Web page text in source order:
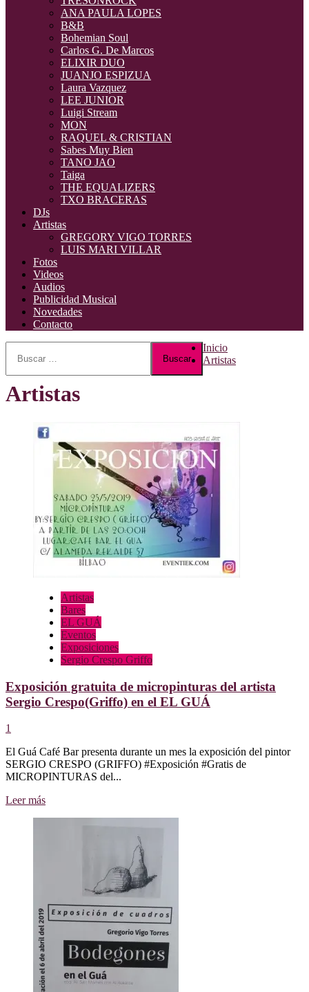
ANA PAULA LOPES
B&B
Bohemian Soul
Carlos G. De Marcos
ELIXIR DUO
JUANJO ESPIZUA
Laura Vazquez
LEE JUNIOR
Luigi Stream
MON
RAQUEL & CRISTIAN
Sabes Muy Bien
TANO JAO
Taiga
THE EQUALIZERS
TXO BRACERAS
DJs
Artistas
GREGORY VIGO TORRES
LUIS MARI VILLAR
Fotos
Videos
Audios
Publicidad Musical
Novedades
Contacto
Inicio
Artistas
Artistas
Artistas
Bares
EL GUÁ
Eventos
Exposiciones
Sergio Crespo Griffo
Exposición gratuita de micropinturas del artista
Sergio Crespo(Griffo) en el EL GUÁ
1
El Guá Café Bar presenta durante un mes la exposición del pintor
SERGIO CRESPO (GRIFFO) #Exposición #Gratis de
MICROPINTURAS del...
Leer másLeer
Sergio
Crespo(Griffo)
GUÁ